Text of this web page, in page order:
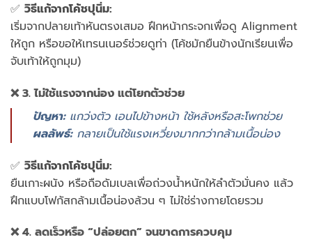
✅ วิธีแก้จากโค้ชปุนิ่ม:
เริ่มจากปลายเท้าหันตรงเสมอ ฝึกหน้ากระจกเพื่อดู Alignment
ให้ถูก หรือขอให้เทรนเนอร์ช่วยดูท่า (โค้ชมักยืนข้างนักเรียนเพื่อ
จับเท้าให้ถูกมุม)
❌3.ไม่ใช้แรงจากน่อง แต่โยกตัวช่วย
ปัญหา: แกว่งตัว เอนไปข้างหน้า ใช้หลังหรือสะโพกช่วย
ผลลัพธ์: กลายเป็นใช้แรงเหวี่ยงมากกว่ากล้ามเนื้อน่อง
✅ วิธีแก้จากโค้ชปุนิ่ม:
ยืนเกาะผนัง หรือถือดัมเบลเพื่อถ่วงน้ำหนักให้ลำตัวมั่นคง แล้ว
ฝึกแบบโฟกัสกล้ามเนื้อน่องล้วน ๆ ไม่ใช่ร่างกายโดยรวม
❌4. ลดเร็วหรือ “ปล่อยตก” จนขาดการควบคุม